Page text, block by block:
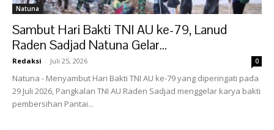
Natuna
Sambut Hari Bakti TNI AU ke-79, Lanud
Raden Sadjad Natuna Gelar...
Redaksi - Juli 25, 2026 0
Natuna - Menyambut Hari Bakti TNI AU ke-79 yang diperingati pada
29 Juli 2026, Pangkalan TNI AU Raden Sadjad menggelar karya bakti
pembersihan Pantai...